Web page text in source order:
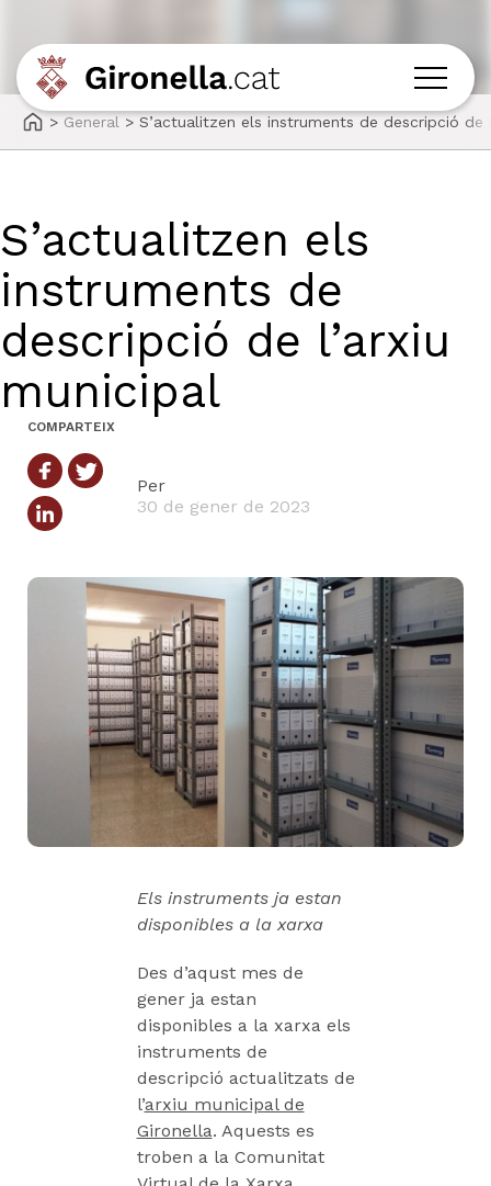
> General > S’actualitzen els instruments de descripció de
S’actualitzen els
instruments de
descripció de l’arxiu
municipal
COMPARTEIX
Per
30 de gener de 2023
Els instruments ja estan
disponibles a la xarxa
Des d’aqust mes de
gener ja estan
disponibles a la xarxa els
instruments de
descripció actualitzats de
l’arxiu municipal de
Gironella. Aquests es
troben a la Comunitat